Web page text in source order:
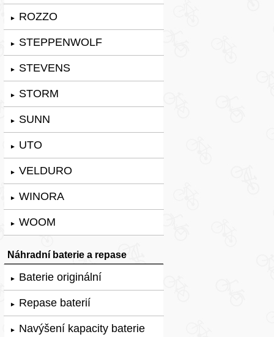
► ROZZO
► STEPPENWOLF
► STEVENS
► STORM
► SUNN
► UTO
► VELDURO
► WINORA
► WOOM
Náhradní baterie a repase
► Baterie originální
► Repase baterií
► Navýšení kapacity baterie